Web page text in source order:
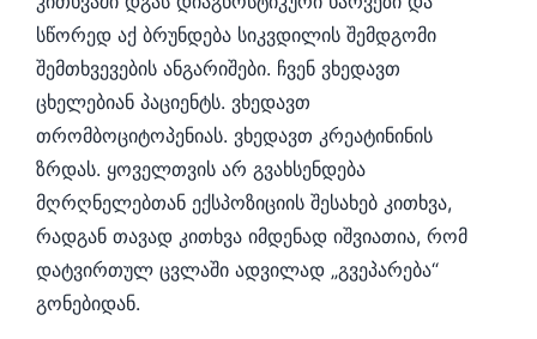
სწორედ აქ ბრუნდება სიკვდილის შემდგომი
შემთხვევების ანგარიშები. ჩვენ ვხედავთ
ცხელებიან პაციენტს. ვხედავთ
თრომბოციტოპენიას. ვხედავთ კრეატინინის
ზრდას. ყოველთვის არ გვახსენდება
მღრღნელებთან ექსპოზიციის შესახებ კითხვა,
რადგან თავად კითხვა იმდენად იშვიათია, რომ
დატვირთულ ცვლაში ადვილად „გვეპარება“
გონებიდან.